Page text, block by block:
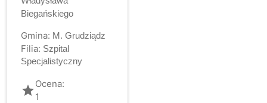
Biegańskiego
Gmina: M. Grudziądz
Filia: Szpital
Specjalistyczny
gradeOcena:
1